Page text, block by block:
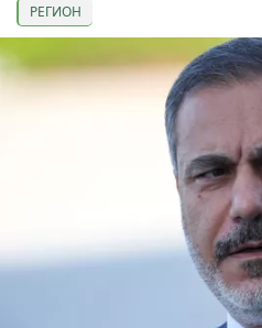
РЕГИОН